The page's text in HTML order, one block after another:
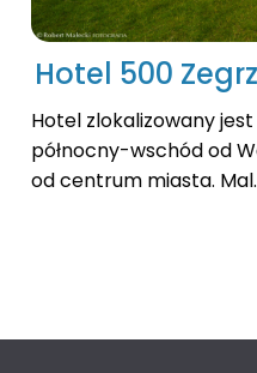
Hotel 500
Hotel zlokalizowany
północny-wschód od
od centrum miasta.